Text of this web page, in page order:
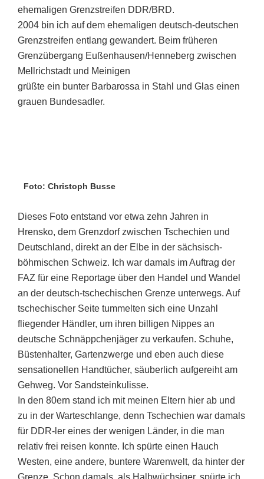
ehemaligen Grenzstreifen DDR/BRD.
2004 bin ich auf dem ehemaligen deutsch-deutschen
Grenzstreifen entlang gewandert. Beim früheren
Grenzübergang Eußenhausen/Henneberg zwischen
Mellrichstadt und Meinigen
grüßte ein bunter Barbarossa in Stahl und Glas einen
grauen Bundesadler.
Foto: Christoph Busse
Dieses Foto entstand vor etwa zehn Jahren in
Hrensko, dem Grenzdorf zwischen Tschechien und
Deutschland, direkt an der Elbe in der sächsisch-
böhmischen Schweiz. Ich war damals im Auftrag der
FAZ für eine Reportage über den Handel und Wandel
an der deutsch-tschechischen Grenze unterwegs. Auf
tschechischer Seite tummelten sich eine Unzahl
fliegender Händler, um ihren billigen Nippes an
deutsche Schnäppchenjäger zu verkaufen. Schuhe,
Büstenhalter, Gartenzwerge und eben auch diese
sensationellen Handtücher, säuberlich aufgereiht am
Gehweg. Vor Sandsteinkulisse.
In den 80ern stand ich mit meinen Eltern hier ab und
zu in der Warteschlange, denn Tschechien war damals
für DDR-ler eines der wenigen Länder, in die man
relativ frei reisen konnte. Ich spürte einen Hauch
Westen, eine andere, buntere Warenwelt, da hinter der
Grenze. Schon damals, als Halbwüchsiger, spürte ich